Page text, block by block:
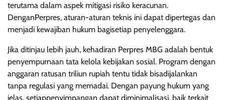
terutama dalam aspek mitigasi risiko keracunan.
DenganPerpres, aturan-aturan teknis ini dapat dipertegas dan
menjadi kewajiban hukum bagisetiap penyelenggara.
Jika ditinjau lebih jauh, kehadiran Perpres MBG adalah bentuk
penyempurnaan tata kelola kebijakan sosial. Program dengan
anggaran ratusan triliun rupiah tentu tidak bisadijalankan
tanpa regulasi yang memadai. Dengan payung hukum yang
jelas, setiappenyimpangan dapat diminimalisasi, baik terkait